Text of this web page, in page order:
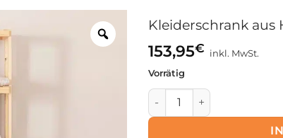
Kleiderschrank aus
153,95€ inkl. MwSt.
Vorrätig
Kleiderschrank aus Holz